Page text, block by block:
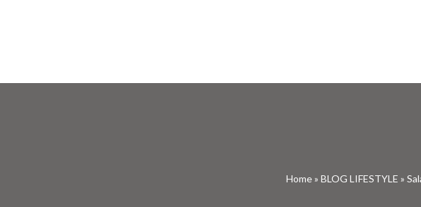
Home» BLOG LIFESTYLE »